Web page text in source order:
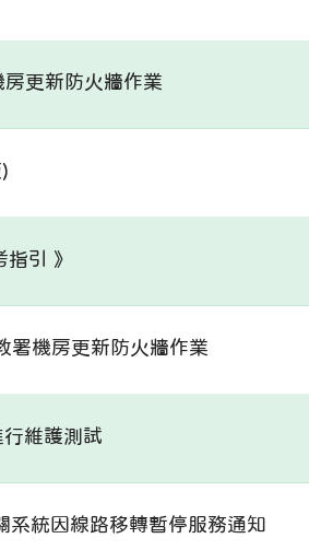
更新防火牆作業
引 》
署機房更新防火牆作業
維護測試
系統因線路移轉暫停服務通知